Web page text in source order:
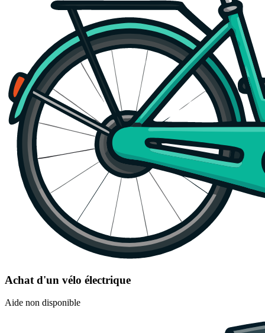
Achat d'un vélo électrique
Aide non disponible